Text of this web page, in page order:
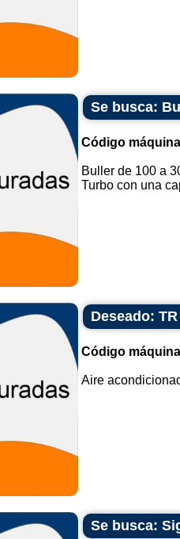
Se busca:
Código
Buller de 100 a
Turbo con una
Deseado:
Código
Aire
Se busca: